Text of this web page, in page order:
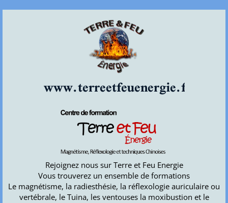
www.terreetfeuenergie.fr
Rejoignez nous sur Terre et Feu Energie
Vous trouverez un ensemble de formations
Le magnétisme, la radiesthésie, la réflexologie auriculaire ou
vertébrale, le Tuina, les ventouses la moxibustion et le